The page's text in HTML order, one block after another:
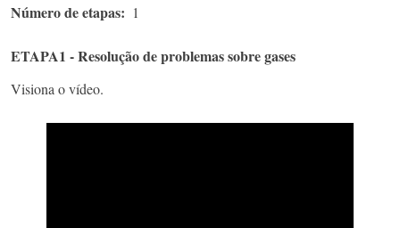
Número de etapas 1
ETAPA1 - Resolução de problemas sobre gases
Visiona o vídeo.